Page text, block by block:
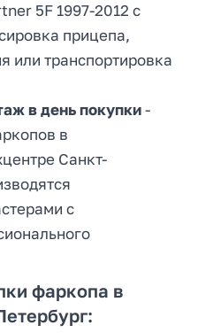
5F 1997-2012 с
прицепа,
или транспортировка
в день покупки-
в
Санкт-
с
фаркопа в